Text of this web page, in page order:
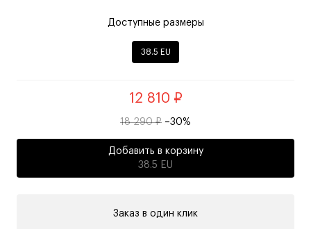
Доступные размеры
38.5 EU
12 810 ₽
18 290 ₽ –30%
Добавить в корзину
38.5 EU
Заказ в один клик